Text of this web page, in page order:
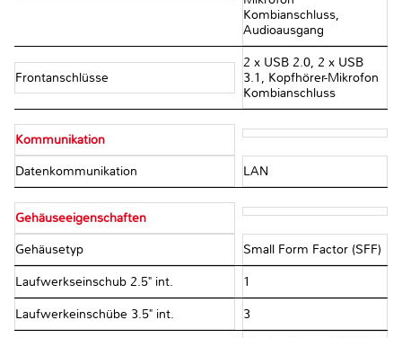
Kombianschluss,
Audioausgang
Frontanschlüsse
2 x USB 2.0, 2 x USB
3.1, Kopfhörer-Mikrofon
Kombianschluss
Kommunikation
Datenkommunikation LAN
Gehäuseeigenschaften
Gehäusetyp Small Form Factor (SFF)
Laufwerkseinschub 2.5" int. 1
Laufwerkeinschübe 3.5" int. 3